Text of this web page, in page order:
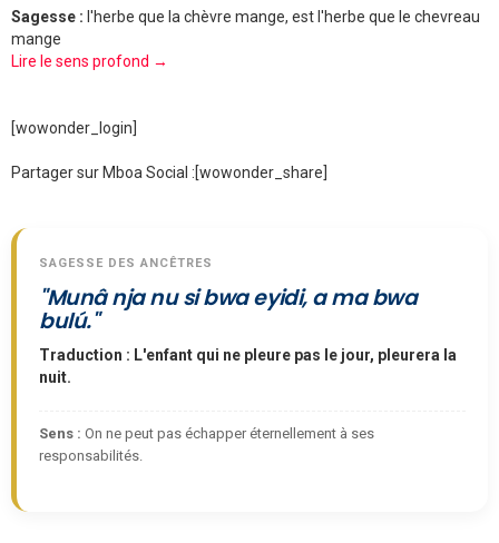
Sagesse : l'herbe que la chèvre mange, est l'herbe que le chevreau
mange
Lire le sens profond →
[wowonder_login]
Partager sur Mboa Social :[wowonder_share]
SAGESSE DES ANCÊTRES
"Munâ nja nu si bwa eyidi, a ma bwa
bulú."
Traduction : L'enfant qui ne pleure pas le jour, pleurera la
nuit.
Sens : On ne peut pas échapper éternellement à ses
responsabilités.